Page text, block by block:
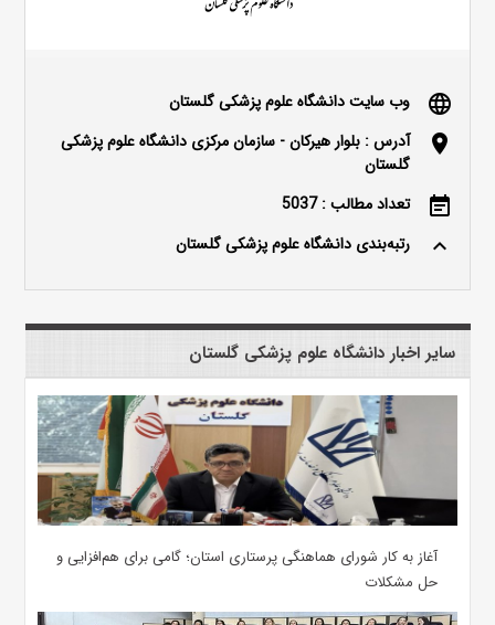
language وب سایت دانشگاه علوم پزشکی گلستان
location_on
آدرس : بلوار هیرکان - سازمان مرکزی دانشگاه علوم پزشکی
گلستان
event_note تعداد مطالب : 5037
keyboard_arrow_up رتبه‌بندی دانشگاه علوم پزشکی گلستان
سایر اخبار دانشگاه علوم پزشکی گلستان
آغاز به کار شورای هماهنگی پرستاری استان؛ گامی برای هم‌افزایی و
حل مشکلات